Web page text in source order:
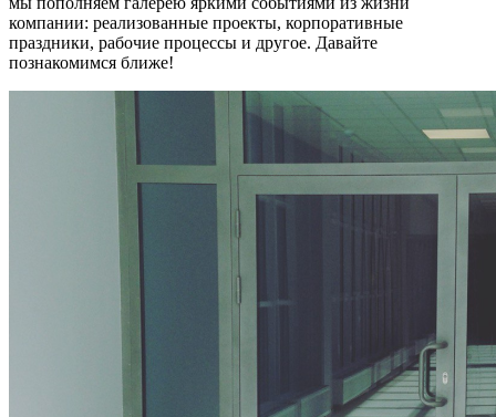
компании: реализованные проекты, корпоративные
праздники, рабочие процессы и другое. Давайте
познакомимся ближе!